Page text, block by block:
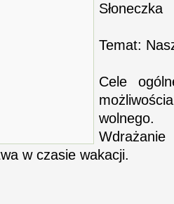
Słoneczka
Temat:
Cele
wolnego.
Wdrażanie
w czasie wakacji.